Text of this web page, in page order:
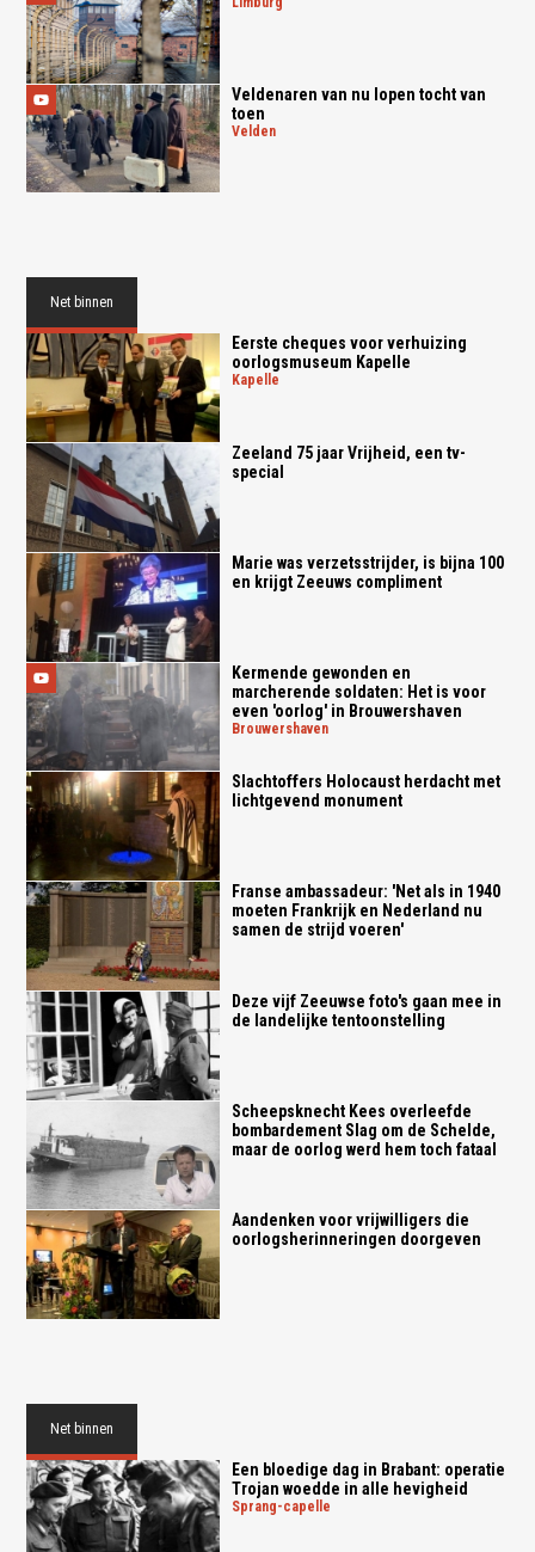
Veldenaren van nu lopen tocht van
toen
velden
Net binnen
Eerste cheques voor verhuizing
oorlogsmuseum Kapelle
kapelle
Zeeland 75 jaar Vrijheid, een tv-
special
Marie was verzetsstrijder, is bijna 100
en krijgt Zeeuws compliment
Kermende gewonden en
marcherende soldaten: Het is voor
even 'oorlog' in Brouwershaven
brouwershaven
Slachtoffers Holocaust herdacht met
lichtgevend monument
Franse ambassadeur: 'Net als in 1940
moeten Frankrijk en Nederland nu
samen de strijd voeren'
Deze vijf Zeeuwse foto's gaan mee in
de landelijke tentoonstelling
Scheepsknecht Kees overleefde
bombardement Slag om de Schelde,
maar de oorlog werd hem toch fataal
Aandenken voor vrijwilligers die
oorlogsherinneringen doorgeven
Net binnen
Een bloedige dag in Brabant: operatie
Trojan woedde in alle hevigheid
sprang-capelle